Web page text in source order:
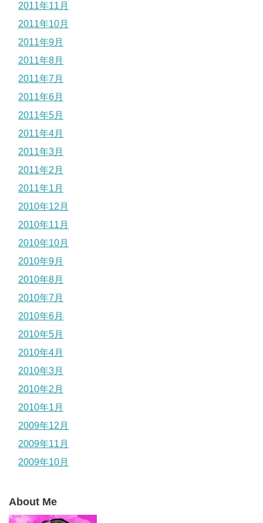
2011年11月
2011年10月
2011年9月
2011年8月
2011年7月
2011年6月
2011年5月
2011年4月
2011年3月
2011年2月
2011年1月
2010年12月
2010年11月
2010年10月
2010年9月
2010年8月
2010年7月
2010年6月
2010年5月
2010年4月
2010年3月
2010年2月
2010年1月
2009年12月
2009年11月
2009年10月
About Me